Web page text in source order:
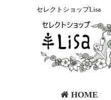
セレクトショップLisa
HOME